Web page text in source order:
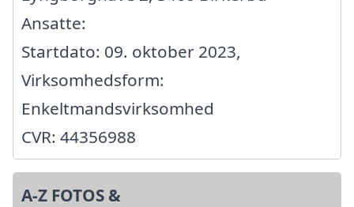
Ansatte:
Startdato: 09. oktober 2023,
Virksomhedsform:
Enkeltmandsvirksomhed
CVR: 44356988
A-Z FOTOS &